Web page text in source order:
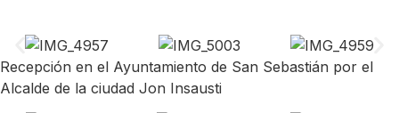
Recepción en el Ayuntamiento de San Sebastián por el
Alcalde de la ciudad Jon Insausti